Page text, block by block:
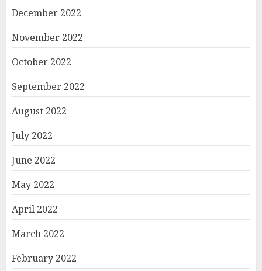
December 2022
November 2022
October 2022
September 2022
August 2022
July 2022
June 2022
May 2022
April 2022
March 2022
February 2022